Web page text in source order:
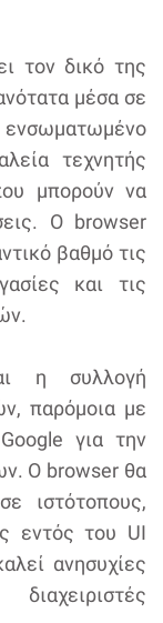
τον δικό της
μέσα σε
τεχνητής
μπορούν να
Ο browser
βαθμό τις
και τις
η συλλογή
παρόμοια με
για την
Ο browser θα
ιστότοπους,
εντός του UI
ανησυχίες